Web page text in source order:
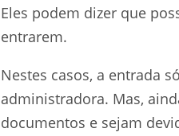
Eles podem dizer que
entrarem.
Nestes casos, a entrada
administradora. Mas,
documentos e sejam